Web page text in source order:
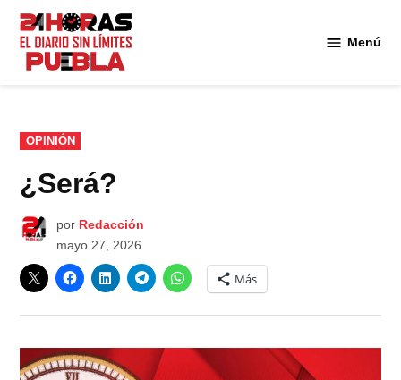
Saltar
contenido
Menú
PUBLICADO
EN
OPINIÓN
¿Será?
por Redacción
mayo 27, 2026
Más